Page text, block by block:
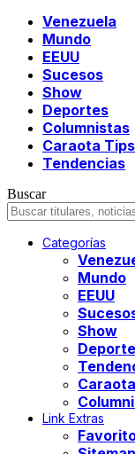
Venezuela
Mundo
EEUU
Sucesos
Show
Deportes
Columnistas
Caraota Tips
Tendencias
Buscar
Categorías
Mundo
EEUU
Show
Link Extras